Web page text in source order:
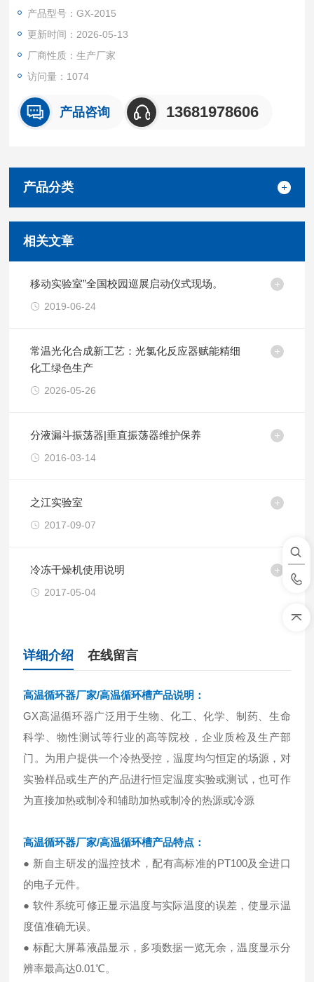
环装置，通入自来水实现体系部快速降温，适合于高温下放热反
应的温度控制。
产品型号：GX-2015
更新时间：2026-05-13
厂商性质：生产厂家
访问量：1074
产品咨询 13681978606
产品分类
相关文章
移动实验室”全国校园巡展启动仪式现场。
2019-06-24
常温光化合成新工艺：光氯化反应器赋能精细
化工绿色生产
2026-05-26
分液漏斗振荡器|垂直振荡器维护保养
2016-03-14
之江实验室
2017-09-07
冷冻干燥机使用说明
2017-05-04
详细介绍 在线留言
高温循环器厂家/高温循环槽产品说明：
GX高温循环器广泛用于生物、化工、化学、制药、生命
科学、物性测试等行业的高等院校，企业质检及生产部
门。为用户提供一个冷热受控，温度均匀恒定的场源，对
实验样品或生产的产品进行恒定温度实验或测试，也可作
为直接加热或制冷和辅助加热或制冷的热源或冷源
高温循环器厂家/高温循环槽产品特点：
● 新自主研发的温控技术，配有高标准的PT100及全进口
的电子元件。
● 软件系统可修正显示温度与实际温度的误差，使显示温
度值准确无误。
● 标配大屏幕液晶显示，多项数据一览无余，温度显示分
辨率最高达0.01℃。